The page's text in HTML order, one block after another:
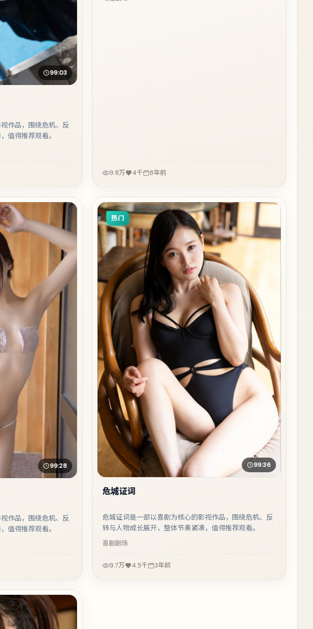
99:03
作品，围绕危机、反
值得推荐观看。
9.8万 4千 8年前
99:28
作品，围绕危机、反
值得推荐观看。
热门
99:36
危城证词
危城证词是一部以喜剧为核心的影视作品，围绕危机、反
转与人物成长展开，整体节奏紧凑，值得推荐观看。
喜剧剧场
9.7万 4.5千 3年前